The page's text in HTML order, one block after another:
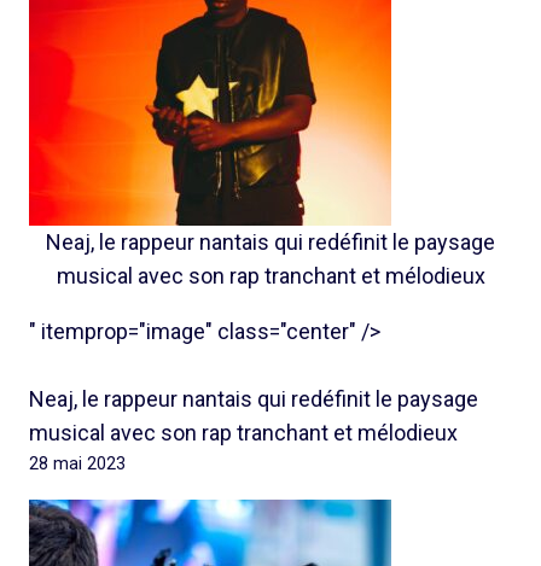
Neaj, le rappeur nantais qui redéfinit le paysage
musical avec son rap tranchant et mélodieux
" itemprop="image" class="center" />
Neaj, le rappeur nantais qui redéfinit le paysage
musical avec son rap tranchant et mélodieux
28 mai 2023